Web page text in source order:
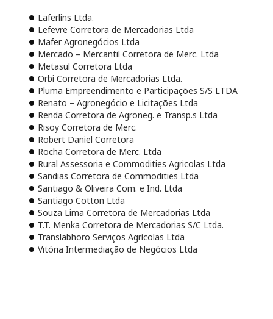
Laferlins Ltda.
Lefevre Corretora de Mercadorias Ltda
Mafer Agronegócios Ltda
Mercado – Mercantil Corretora de Merc. Ltda
Metasul Corretora Ltda
Orbi Corretora de Mercadorias Ltda.
Pluma Empreendimento e Participações S/S LTDA
Renato – Agronegócio e Licitações Ltda
Renda Corretora de Agroneg. e Transp.s Ltda
Risoy Corretora de Merc.
Robert Daniel Corretora
Rocha Corretora de Merc. Ltda
Rural Assessoria e Commodities Agricolas Ltda
Sandias Corretora de Commodities Ltda
Santiago & Oliveira Com. e Ind. Ltda
Santiago Cotton Ltda
Souza Lima Corretora de Mercadorias Ltda
T.T. Menka Corretora de Mercadorias S/C Ltda.
Translabhoro Serviços Agrícolas Ltda
Vitória Intermediação de Negócios Ltda